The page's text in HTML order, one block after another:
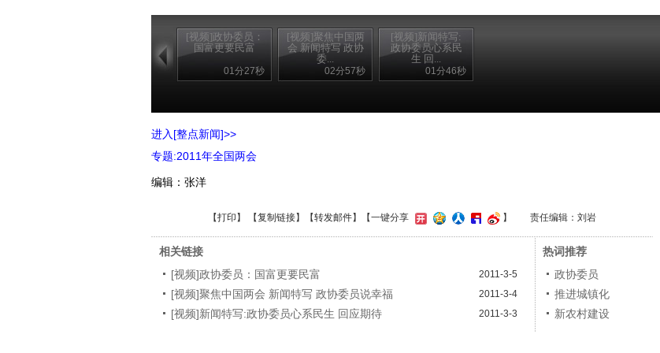
[视频]政协委员：
国富更要民富
01分27秒
[视频]聚焦中国两
会 新闻特写 政协
委...
02分57秒
[视频]新闻特写:
政协委员心系民
生 回...
01分46秒
进入[整点新闻]>>
专题:2011年全国两会
编辑：张洋
【打印 】 【复制链接】【转发邮件】 【一键分享 】 责任编辑：刘岩
相关链接
[视频]政协委员：国富更要民富
2011-3-5
[视频]聚焦中国两会 新闻特写 政协委员说幸福 2011-3-4
[视频]新闻特写:政协委员心系民生 回应期待 2011-3-3
热词推荐
政协委员
推进城镇化
新农村建设